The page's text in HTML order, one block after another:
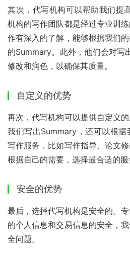
其次，代写机构可以帮助我们提
机构的写作团队都是经过专业训
作有深入的了解，能够根据我们
的Summary。此外，他们会对写
修改和润色，以确保其质量。
自定义的优势
再次，代写机构可以提供自定义
我们写出Summary，还可以根
写作服务，比如写作指导、论文
根据自己的需要，选择最合适的服
安全的优势
最后，选择代写机构是安全的。
的个人信息和交易信息的安全，
全问题。